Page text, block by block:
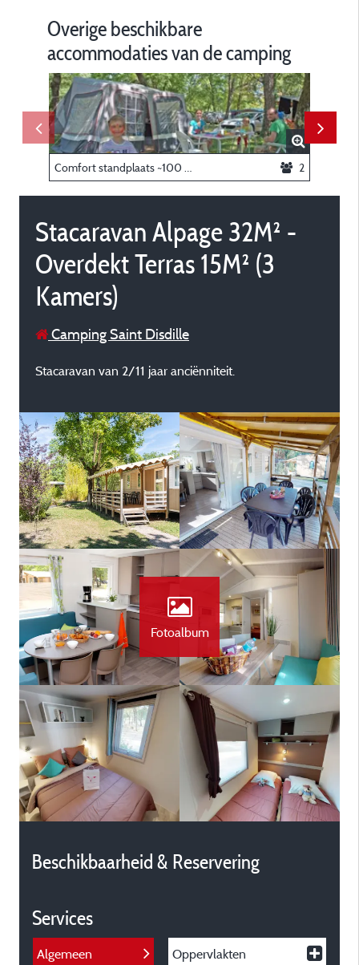
Overige beschikbare
accommodaties van de camping
2
Stacaravan Alpage 32M² -
Overdekt Terras 15M² (3
Kamers)
Camping Saint Disdille
Stacaravan van 2/11 jaar anciënniteit.
Fotoalbum
Beschikbaarheid & Reservering
Services
Algemeen Oppervlakten